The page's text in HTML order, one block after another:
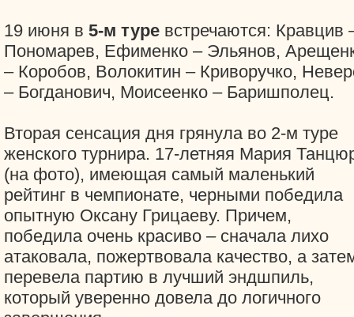
19 июня в 5-м туре встречаются: Кравцив
Пономарев, Ефименко – Эльянов,
– Коробов, Волокитин – Криворучко,
– Богданович, Моисеенко – Баришполец.
Вторая сенсация дня грянула во 2-м туре
женского турнира. 17-летняя Мария
(на фото), имеющая самый маленький
рейтинг в чемпионате, черными победила
опытную Оксану Грицаеву. Причем,
победила очень красиво – сначала лихо
атаковала, пожертвовала качество, а
перевела партию в лучший эндшпиль,
который уверенно довела до логичного